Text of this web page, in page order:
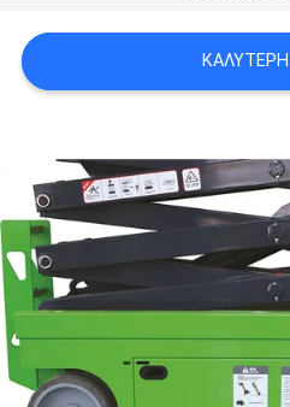
SITEMAP
ΑΠΟΡΡΉΤΟΥ